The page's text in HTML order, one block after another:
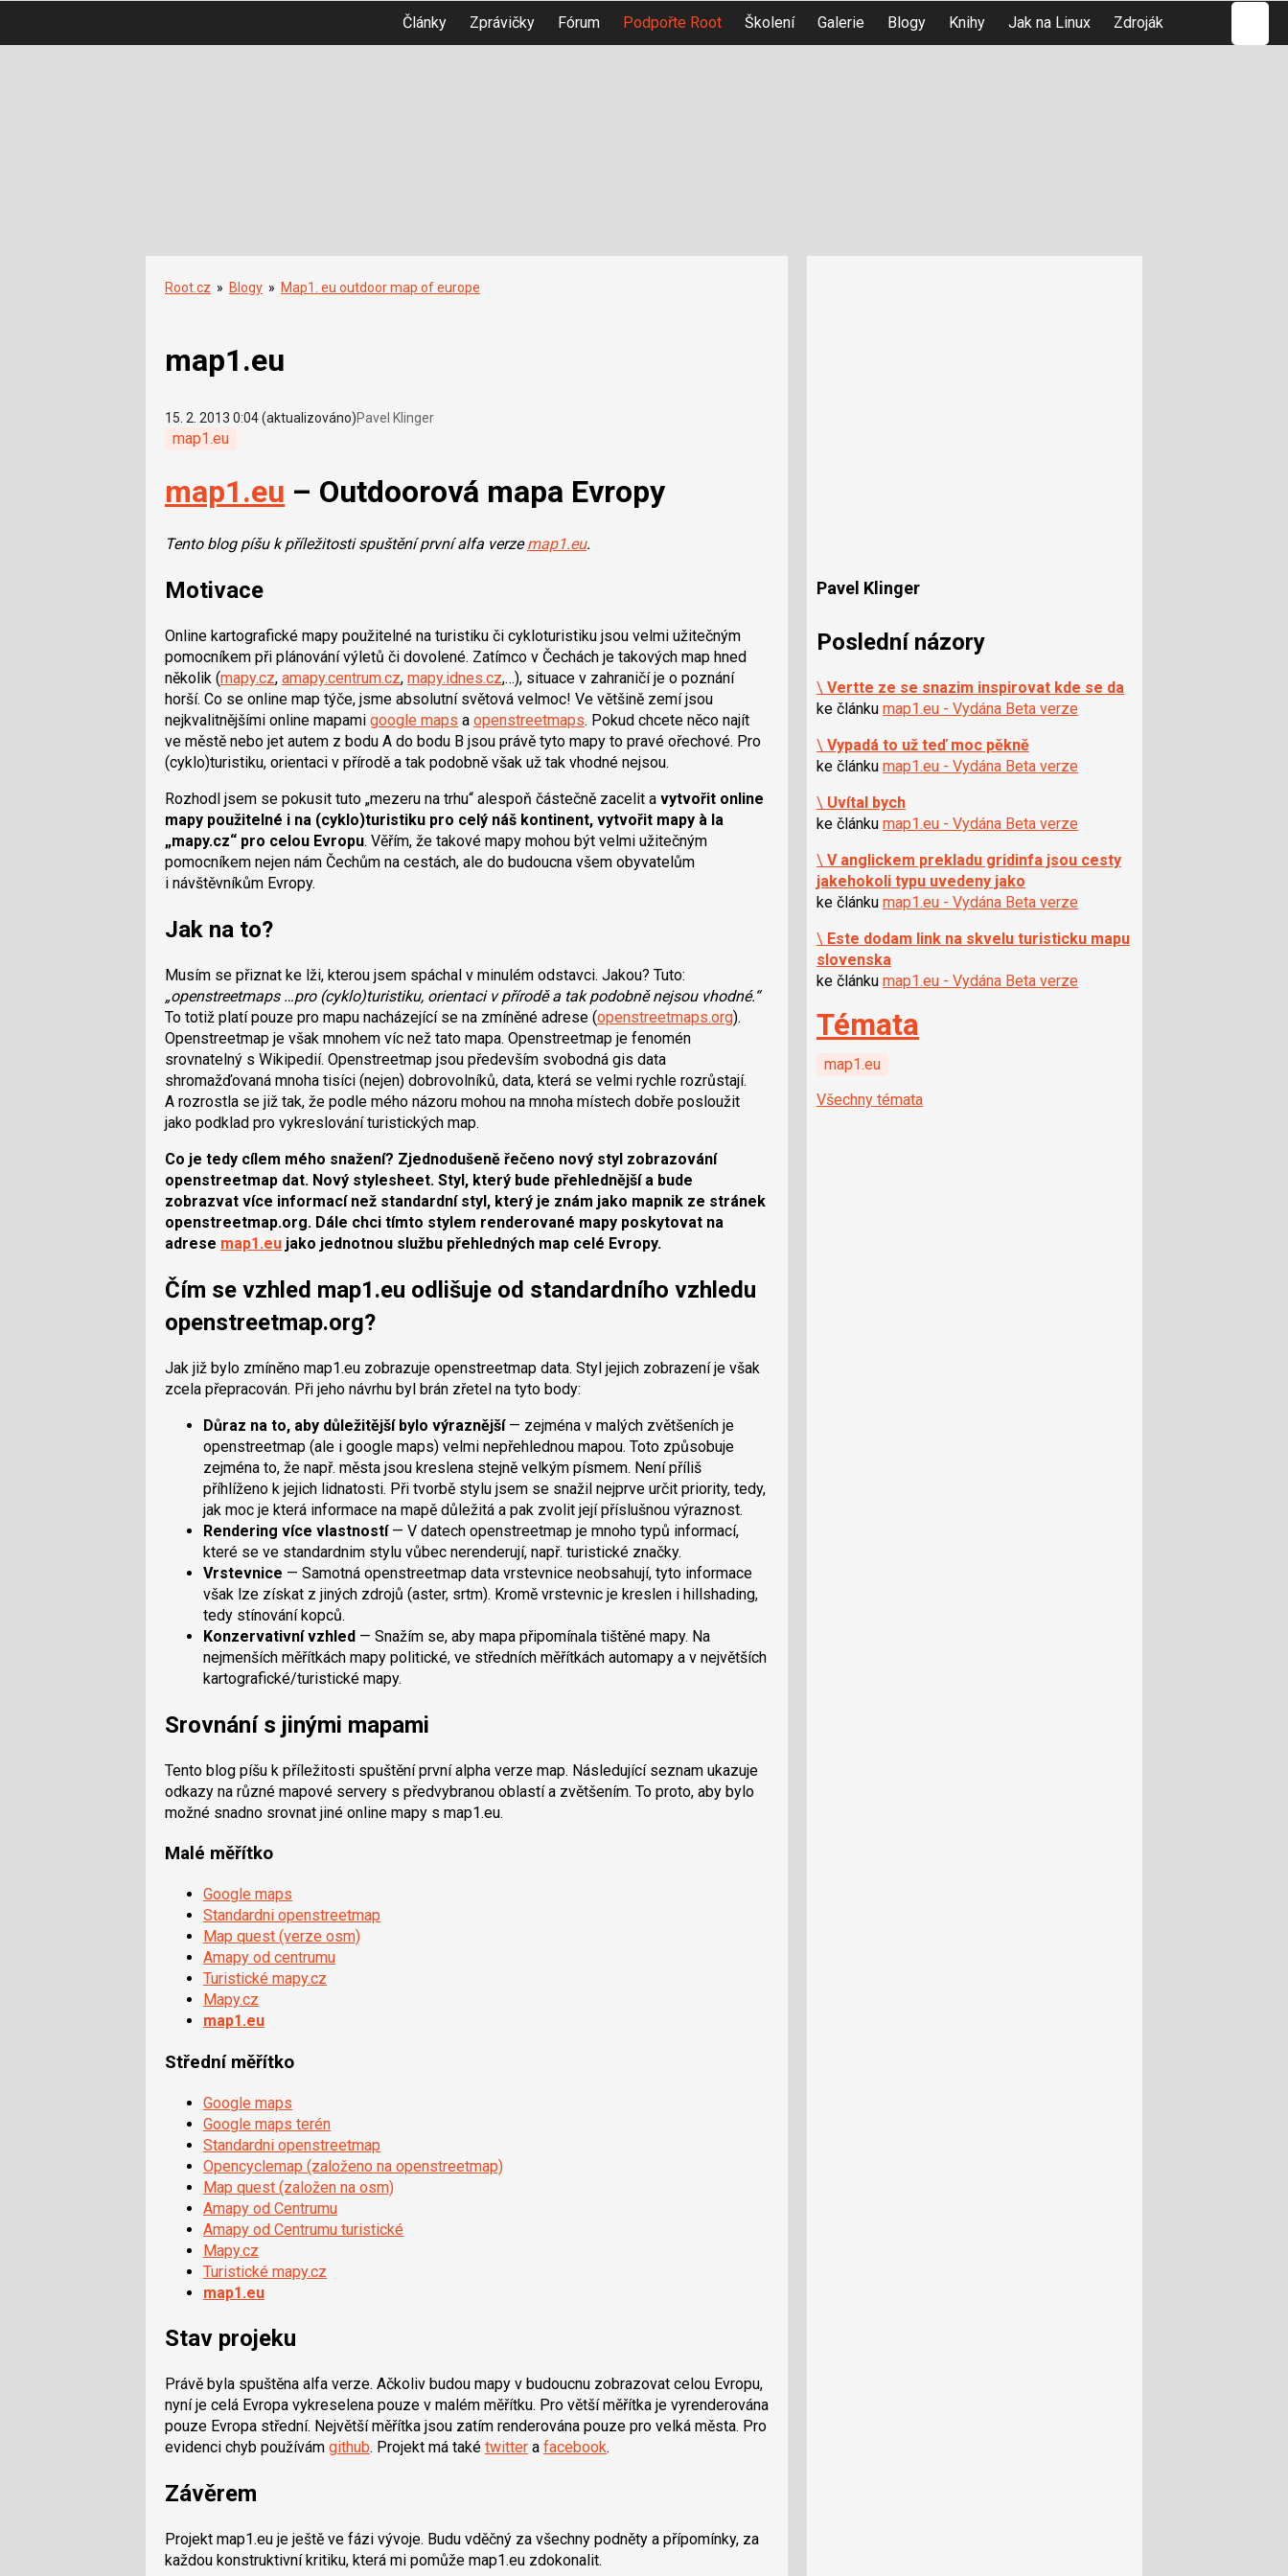
Články Zprávičky Fórum Podpořte Root Školení Galerie Blogy Knihy Jak na Linux Zdroják
Root.cz » Blogy » Map1. eu outdoor map of europe
map1.eu
15. 2. 2013 0:04 (aktualizováno)Pavel Klinger
map1.eu
map1.eu – Outdoorová mapa Evropy
Tento blog píšu k příležitosti spuštění první alfa verzemap1.eu.
Motivace
Online kartografické mapy použitelné na turistiku či cykloturistiku jsou velmi užitečným
pomocníkem při plánování výletů či dovolené. Zatímco v Čechách je takových map hned
několik (mapy.cz, amapy.centrum.cz, mapy.idnes.cz,…), situace v zahraničí je o poznání
horší. Co se online map týče, jsme absolutní světová velmoc! Ve většině zemí jsou
nejkvalitnějšími online mapami google maps a openstreetmaps. Pokud chcete něco najít
ve městě nebo jet autem z bodu A do bodu B jsou právě tyto mapy to pravé ořechové. Pro
(cyklo)turistiku, orientaci v přírodě a tak podobně však už tak vhodné nejsou.
Rozhodl jsem se pokusit tuto „mezeru na trhu“ alespoň částečně zacelit a vytvořit online
mapy použitelné i na (cyklo)turistiku pro celý náš kontinent, vytvořit mapy à la
„mapy.cz“ pro celou Evropu. Věřím, že takové mapy mohou být velmi užitečným
pomocníkem nejen nám Čechům na cestách, ale do budoucna všem obyvatelům
i návštěvníkům Evropy.
Jak na to?
Musím se přiznat ke lži, kterou jsem spáchal v minulém odstavci. Jakou? Tuto:
„openstreetmaps …pro (cyklo)turistiku, orientaci v přírodě a tak podobně nejsou vhodné.“
To totiž platí pouze pro mapu nacházející se na zmíněné adrese (openstreetmaps.org).
Openstreetmap je však mnohem víc než tato mapa. Openstreetmap je fenomén
srovnatelný s Wikipedií. Openstreetmap jsou především svobodná gis data
shromažďovaná mnoha tisíci (nejen) dobrovolníků, data, která se velmi rychle rozrůstají.
A rozrostla se již tak, že podle mého názoru mohou na mnoha místech dobře posloužit
jako podklad pro vykreslování turistických map.
Co je tedy cílem mého snažení? Zjednodušeně řečeno nový styl zobrazování
openstreetmap dat. Nový stylesheet. Styl, který bude přehlednější a bude
zobrazvat více informací než standardní styl, který je znám jako mapnik ze stránek
openstreetmap.org. Dále chci tímto stylem renderované mapy poskytovat na
adrese map1.eu jako jednotnou službu přehledných map celé Evropy.
Čím se vzhled map1.eu odlišuje od standardního vzhledu
openstreetmap.org?
Jak již bylo zmíněno map1.eu zobrazuje openstreetmap data. Styl jejich zobrazení je však
zcela přepracován. Při jeho návrhu byl brán zřetel na tyto body:
Důraz na to, aby důležitější bylo výraznější— zejména v malých zvětšeních je
openstreetmap (ale i google maps) velmi nepřehlednou mapou. Toto způsobuje
zejména to, že např. města jsou kreslena stejně velkým písmem. Není příliš
příhlíženo k jejich lidnatosti. Při tvorbě stylu jsem se snažil nejprve určit priority, tedy,
jak moc je která informace na mapě důležitá a pak zvolit její příslušnou výraznost.
Rendering více vlastností— V datech openstreetmap je mnoho typů informací,
které se ve standardnim stylu vůbec nerenderují, např. turistické značky.
Vrstevnice — Samotná openstreetmap data vrstevnice neobsahují, tyto informace
však lze získat z jiných zdrojů (aster, srtm). Kromě vrstevnic je kreslen i hillshading,
tedy stínování kopců.
Konzervativní vzhled — Snažím se, aby mapa připomínala tištěné mapy. Na
nejmenších měřítkách mapy politické, ve středních měřítkách automapy a v největších
kartografické/turistické mapy.
Srovnání s jinými mapami
Tento blog píšu k příležitosti spuštění první alpha verze map. Následující seznam ukazuje
odkazy na různé mapové servery s předvybranou oblastí a zvětšením. To proto, aby bylo
možné snadno srovnat jiné online mapy s map1.eu.
Malé měřítko
Google maps
Standardni openstreetmap
Map quest (verze osm)
Amapy od centrumu
Turistické mapy.cz
Mapy.cz
map1.eu
Střední měřítko
Google maps
Google maps terén
Standardni openstreetmap
Opencyclemap (založeno na openstreetmap)
Map quest (založen na osm)
Amapy od Centrumu
Amapy od Centrumu turistické
Mapy.cz
Turistické mapy.cz
map1.eu
Stav projeku
Právě byla spuštěna alfa verze. Ačkoliv budou mapy v budoucnu zobrazovat celou Evropu,
nyní je celá Evropa vykreselena pouze v malém měřítku. Pro větší měřítka je vyrenderována
pouze Evropa střední. Největší měřítka jsou zatím renderována pouze pro velká města. Pro
evidenci chyb používám github. Projekt má také twitter a facebook.
Závěrem
Projekt map1.eu je ještě ve fázi vývoje. Budu vděčný za všechny podněty a přípomínky, za
každou konstruktivní kritiku, která mi pomůže map1.eu zdokonalit.
Pavel Klinger
Poslední názory
\ Vertte ze se snazim inspirovat kde se da
ke článku map1.eu - Vydána Beta verze
\ Vypadá to už teď moc pěkně
ke článku map1.eu - Vydána Beta verze
\ Uvítal bych
ke článku map1.eu - Vydána Beta verze
\ V anglickem prekladu gridinfa jsou cesty
jakehokoli typu uvedeny jako
ke článku map1.eu - Vydána Beta verze
\ Este dodam link na skvelu turisticku mapu
slovenska
ke článku map1.eu - Vydána Beta verze
Témata
map1.eu
Všechny témata